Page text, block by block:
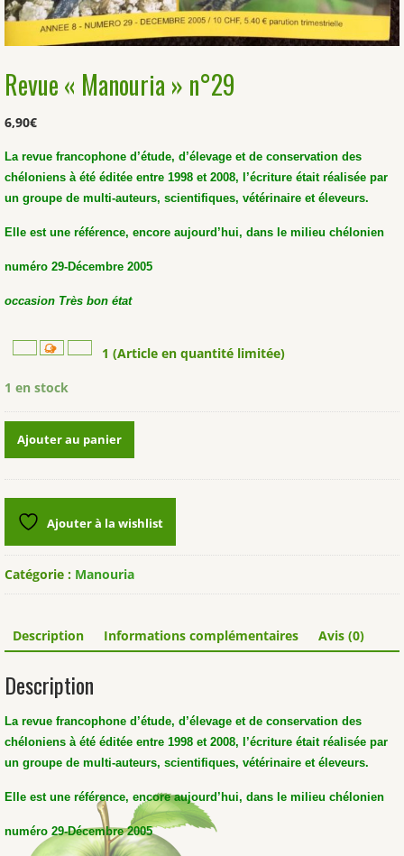
Revue « Manouria » n°29
6,90€
La revue francophone d’étude, d’élevage et de conservation des
chéloniens à été éditée entre 1998 et 2008, l’écriture était réalisée par
un groupe de multi-auteurs, scientifiques, vétérinaire et éleveurs.
Elle est une référence, encore aujourd’hui, dans le milieu chélonien
numéro 29-Décembre 2005
occasion Très bon état
1 (Article en quantité limitée)
1 en stock
n°29
Ajouter au panier
Ajouter à la wishlist
Catégorie : Manouria
Description Informations complémentaires Avis (0)
Description
La revue francophone d’étude, d’élevage et de conservation des
chéloniens à été éditée entre 1998 et 2008, l’écriture était réalisée par
un groupe de multi-auteurs, scientifiques, vétérinaire et éleveurs.
Elle est une référence, encore aujourd’hui, dans le milieu chélonien
numéro 29-Décembre 2005